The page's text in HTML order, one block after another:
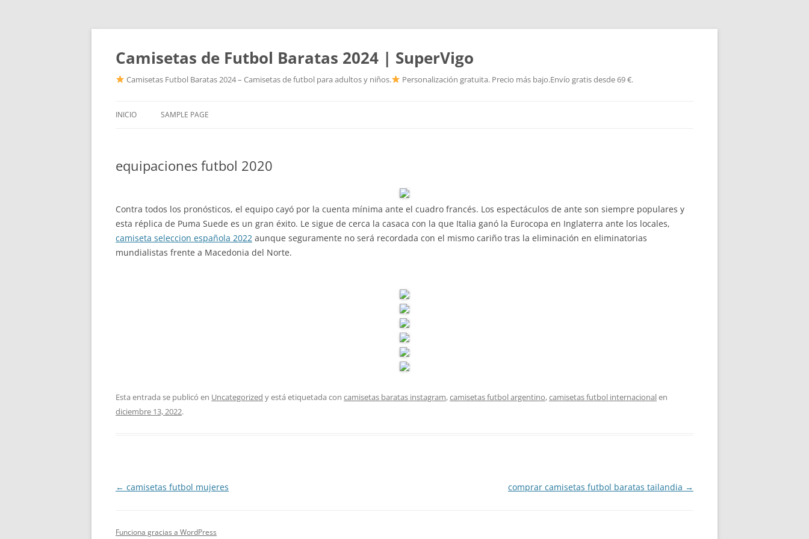
Camisetas de Futbol Baratas 2024 | SuperVigo
Camisetas Futbol Baratas 2024 – Camisetas de futbol para adultos y niños. Personalización gratuita. Precio más bajo.Envío gratis desde 69 €.
INICIO SAMPLE PAGE
equipaciones futbol 2020
Contra todos los pronósticos, el equipo cayó por la cuenta mínima ante el cuadro francés. Los espectáculos de ante son siempre populares y
esta réplica de Puma Suede es un gran éxito. Le sigue de cerca la casaca con la que Italia ganó la Eurocopa en Inglaterra ante los locales,
camiseta seleccion española 2022 aunque seguramente no será recordada con el mismo cariño tras la eliminación en eliminatorias
mundialistas frente a Macedonia del Norte.
Esta entrada se publicó en Uncategorized y está etiquetada con camisetas baratas instagram,camisetas futbol argentino,camisetas futbol internacionalen
diciembre 13, 2022.
Navegación
← camisetas futbol mujeres comprar camisetas futbol baratas tailandia →
Funciona gracias a WordPress